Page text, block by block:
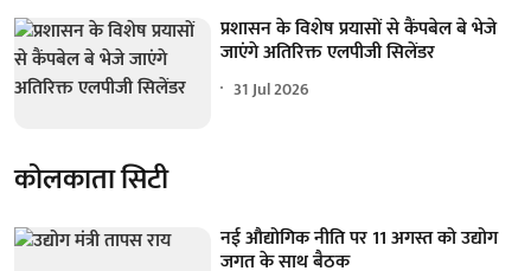
प्रशासन के विशेष प्रयासों से कैंपबेल बे भेजे
जाएंगे अतिरिक्त एलपीजी सिलेंडर
31 Jul 2026
कोलकाता सिटी
नई औद्योगिक नीति पर 11 अगस्त को उद्योग
जगत के साथ बैठक